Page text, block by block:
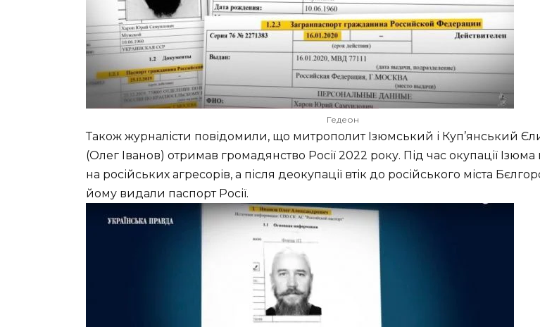
Гедеон
Також журналісти повідомили, що митрополит Ізюмський і Куп’янський
(Олег Іванов) отримав громадянство Росії 2022 року. Під час окупації
на російських агресорів, а після деокупації втік до російського міста
йому видали паспорт Росії.